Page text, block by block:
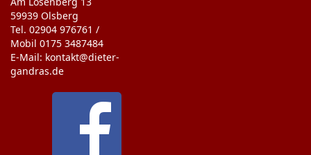
59939 Olsberg
Tel. 02904 976761 /
Mobil 0175 3487484
E-Mail: kontakt@dieter-
gandras.de